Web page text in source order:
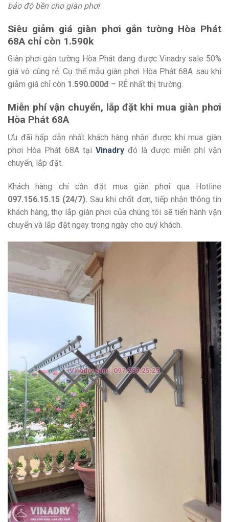
bảo độ bền cho giàn phơi
Siêu giảm giá giàn phơi gắn tường Hòa Phát
68A chỉ còn 1.590k
Giàn phơi gắn tường Hòa Phát đang được Vinadry sale 50%
giá vô cùng rẻ. Cụ thể mẫu giàn phơi Hòa Phát 68A sau khi
giảm giá chỉ còn 1.590.000đ – RẺ nhất thị trường.
Miễn phí vận chuyển, lắp đặt khi mua giàn phơi
Hòa Phát 68A
Ưu đãi hấp dẫn nhất khách hàng nhận được khi mua giàn
phơi Hòa Phát 68A tại Vinadryđó là được miễn phí vận
chuyển, lắp đặt.
Khách hàng chỉ cần đặt mua giàn phơi qua Hotline
097.156.15.15 (24/7).Sau khi chốt đơn, tiếp nhận thông tin
khách hàng, thợ lắp giàn phơi của chúng tôi sẽ tiến hành vận
chuyển và lắp đặt ngay trong ngày cho quý khách.